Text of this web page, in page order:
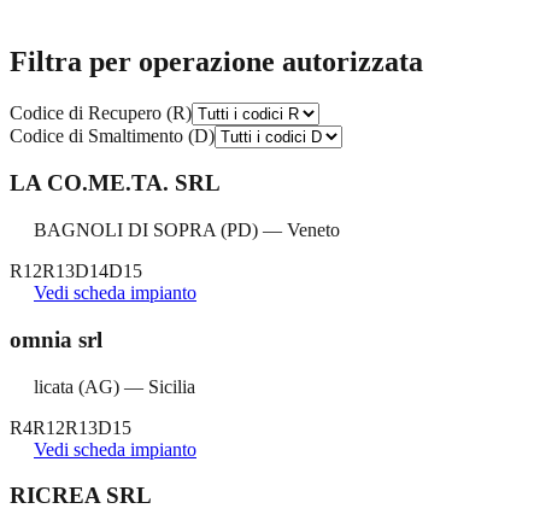
Filtra per operazione autorizzata
Codice di Recupero (R)
Codice di Smaltimento (D)
LA CO.ME.TA. SRL
BAGNOLI DI SOPRA (PD) — Veneto
R12R13D14D15
Vedi scheda impianto
omnia srl
licata (AG) — Sicilia
R4R12R13D15
Vedi scheda impianto
RICREA SRL